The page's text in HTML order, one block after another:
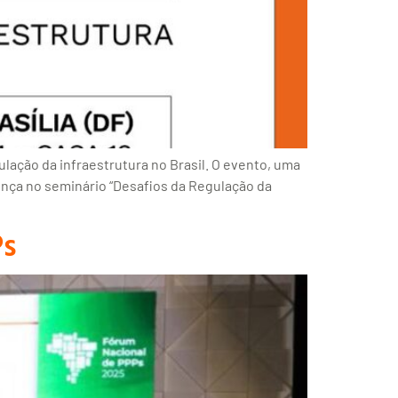
da infraestrutura no Brasil. O evento, uma
no seminário “Desafios da Regulação da